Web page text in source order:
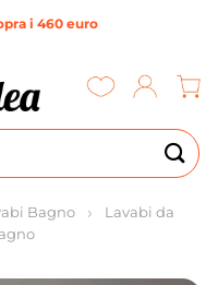
i 460 euro
Bagno
Lavabi da